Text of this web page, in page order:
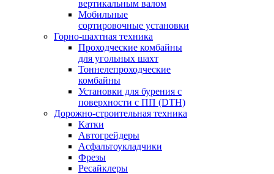
вертикальным валом
Мобильные
сортировочные установки
Горно-шахтная техника
Проходческие комбайны
для угольных шахт
Тоннелепроходческие
комбайны
Установки для бурения с
поверхности с ПП (DTH)
Дорожно-строительная техника
Катки
Автогрейдеры
Асфальтоукладчики
Фрезы
Ресайклеры